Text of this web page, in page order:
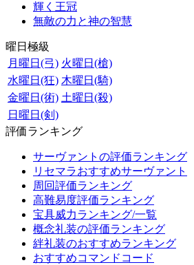
輝く王冠
無敵の力と神の智慧
曜日極級
月曜日(弓) 火曜日(槍)
水曜日(狂) 木曜日(騎)
金曜日(術) 土曜日(殺)
日曜日(剣)
評価ランキング
サーヴァントの評価ランキング
リセマラおすすめサーヴァント
周回評価ランキング
高難易度評価ランキング
宝具威力ランキング/一覧
概念礼装の評価ランキング
絆礼装のおすすめランキング
おすすめコマンドコード